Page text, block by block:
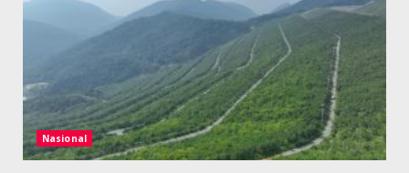
Nasional